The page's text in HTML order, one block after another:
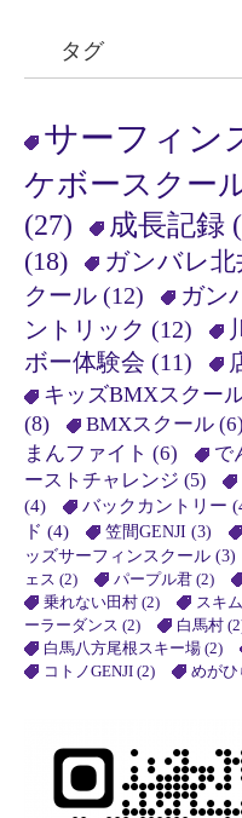
タグ
サーフィン
ケボースクー
(27)
成長記録
(18)
ガンバレ北
クール (12) ガン
ントリック (12)
ボー体験会 (11)
キッズBMXスクー
(8)
BMXスクール (6)
まんファイト (6) で
ーストチャレンジ (5)
(4)
バックカントリー
ド (4) 笠間GENJI (3)
ッズサーフィンスクール (3)
ェス (2) パープル君 (2)
乗れない田村 (2) スキ
ーラーダンス (2) 白馬村
白馬八方尾根スキー場 (2)
コトノGENJI (2) めがひ